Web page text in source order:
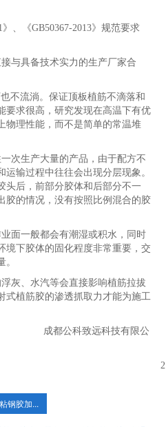
》、《GB50367-2013》规范要求
与具备技术实力的生产厂家合
不流淌。保证顶板植筋不滴落和
要求很高，研究发现在高温下有优
物理性能，而不是简单的常温堆
次生产大量的产品，由于配方不
输过程中往往会出现分层现象。
头后，前部分胶体和后部分不一
胶的情况，没有按照比例混合的胶
面一般都会有潮湿或积水，同时
境下胶体的固化程度非常重要，交
灰、水汽等会直接影响植筋拉拔
式植筋胶的渗透抓取力才能为施工
成都公科致远科技有限公
2
钢胶加...